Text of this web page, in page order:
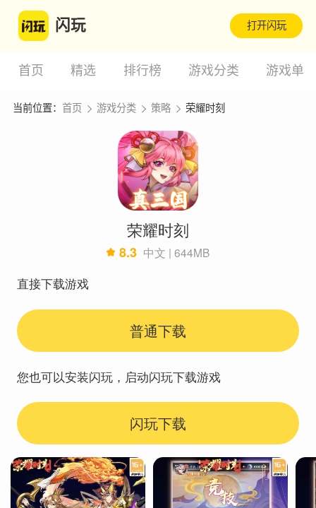
闪玩 打开闪玩
首页 精选 排行榜 游戏分类 游戏单
当前位置： 首页 游戏分类 策略 荣耀时刻
荣耀时刻
8.3 中文 | 644MB
直接下载游戏
普通下载
您也可以安装闪玩，启动闪玩下载游戏
闪玩下载